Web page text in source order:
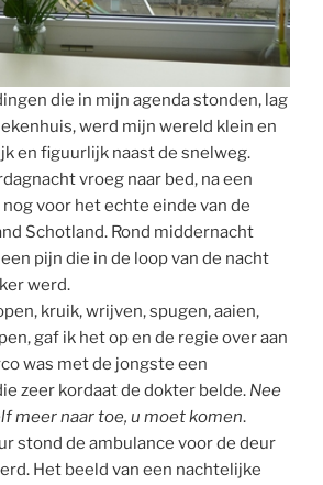
die in mijn agenda stonden, lag
werd mijn wereld klein en
en figuurlijk naast de snelweg.
vroeg naar bed, na een
voor het echte einde van de
Schotland. Rond middernacht
pijn die in de loop van de nacht
werd.
kruik, wrijven, spugen, aaien,
gaf ik het op en de regie over aan
was met de jongste een
zeer kordaat de dokter belde. Nee
meer naar toe, u moet komen.
stond de ambulance voor de deur
Het beeld van een nachtelijke